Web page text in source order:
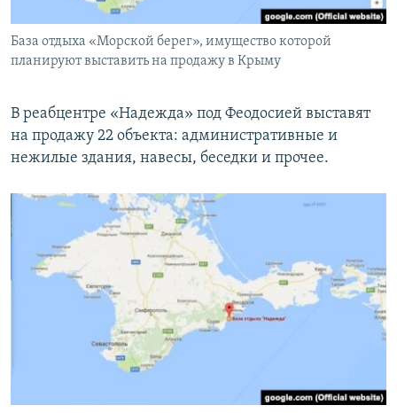
База отдыха «Морской берег», имущество которой
планируют выставить на продажу в Крыму
В реабцентре «Надежда» под Феодосией выставят
на продажу 22 объекта: административные и
нежилые здания, навесы, беседки и прочее.